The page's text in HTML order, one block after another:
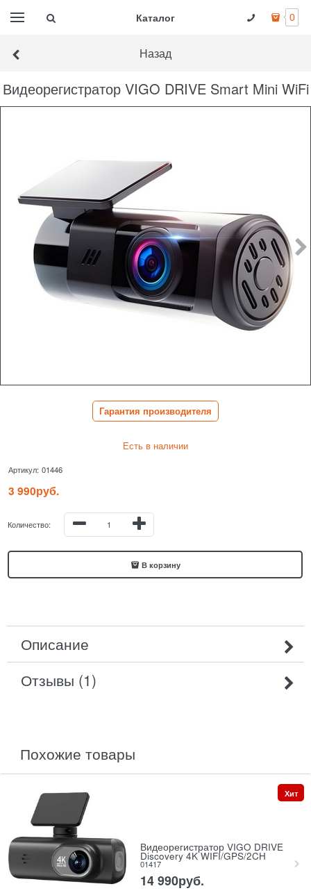
Каталог 0
Назад
Видеорегистратор VIGO DRIVE Smart Mini WiFi
Гарантия производителя
Есть в наличии
Артикул: 01446
3 990руб.
Количество:
В корзину
Описание
Отзывы (1)
похожие товары
Видеорегистратор VIGO DRIVE
Discovery 4K WIFI/GPS/2CH
01417
14 990руб.
Хит